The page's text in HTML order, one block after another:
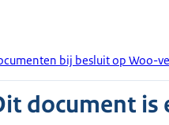
bij besluit op Woo-
document is